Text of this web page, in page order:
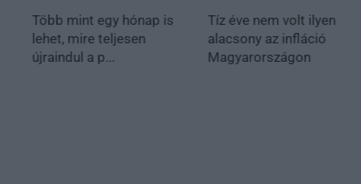
Több mint egy hónap is
lehet, mire teljesen
újraindul a p...
Tíz éve nem volt ilyen
alacsony az infláció
Magyarországon